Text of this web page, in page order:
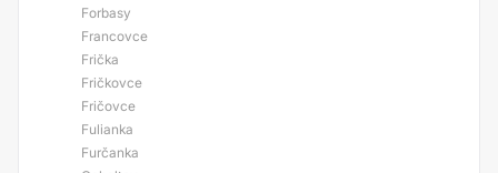
Forbasy
Francovce
Frička
Fričkovce
Fričovce
Fulianka
Furčanka